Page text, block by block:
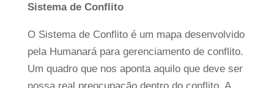
Sistema de Conflito
O Sistema de Conflito é um mapa desenvolvido
pela Humanará para gerenciamento de conflito.
Um quadro que nos aponta aquilo que deve ser